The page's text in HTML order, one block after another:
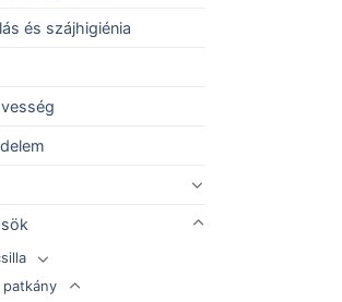
és szájhigiénia
patkány